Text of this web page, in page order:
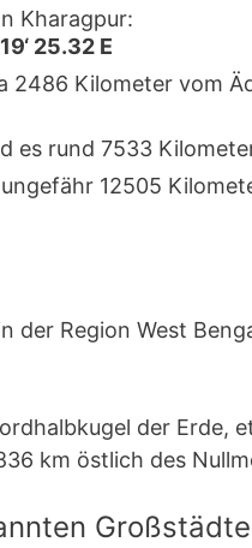
Kharagpur:
25.32 E
2486 Kilometer vom
es rund 7533
12505
der Region West
der Erde,
km östlich des